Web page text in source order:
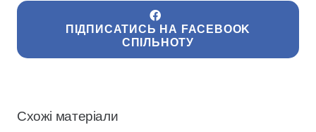
ПІДПИСАТИСЬ НА FACEBOOK
СПІЛЬНОТУ
Схожі матеріали